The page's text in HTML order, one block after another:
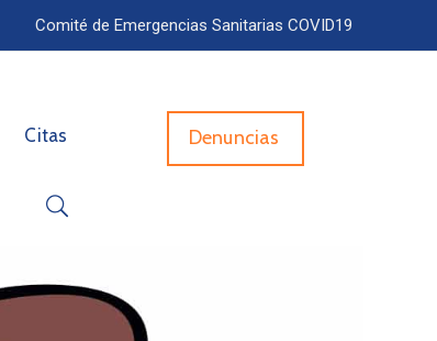
Comité de Emergencias Sanitarias COVID19
Citas Denuncias